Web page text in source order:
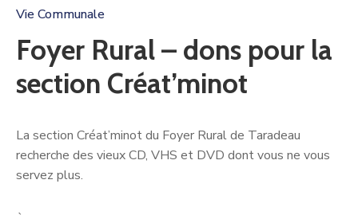
Vie Communale
Foyer Rural – dons pour la
section Créat’minot
La section Créat’minot du Foyer Rural de Taradeau
recherche des vieux CD, VHS et DVD dont vous ne vous
servez plus.